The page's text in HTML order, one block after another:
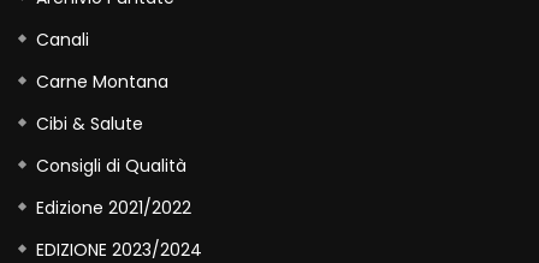
Canali
Carne Montana
Cibi & Salute
Consigli di Qualità
Edizione 2021/2022
EDIZIONE 2023/2024